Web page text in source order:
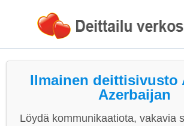
Ilmainen deittisivusto
Azerbaijan
Löydä kommunikaatiota, vakavia